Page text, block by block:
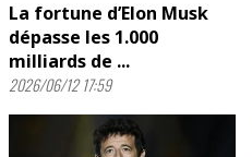
La fortune d’Elon Musk
dépasse les 1.000
milliards de ...
2026/06/12 17:59